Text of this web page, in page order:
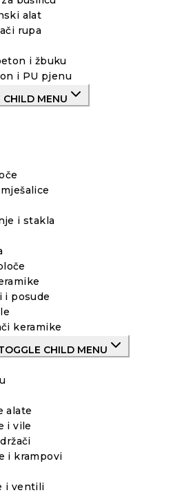
alat
rupa
i žbuku
i PU pjenu
CHILD MENU
i stakla
i posude
keramike
CHILD MENU
alate
i vile
i krampovi
i ventili